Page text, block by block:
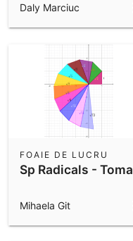
Daly Marciuc
Sp Radicals - Toma
FOAIE DE LUCRU
Mihaela Git